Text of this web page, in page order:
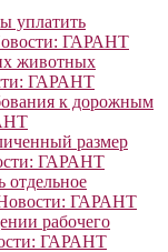
уплатить
ГАРАНТ
животных
ГАРАНТ
к дорожным
размер
ГАРАНТ
отдельное
ГАРАНТ
рабочего
ГАРАНТ